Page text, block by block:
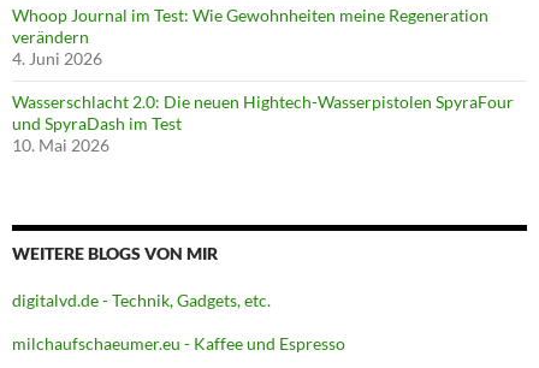
Whoop Journal im Test: Wie Gewohnheiten meine Regeneration
verändern
4. Juni 2026
Wasserschlacht 2.0: Die neuen Hightech-Wasserpistolen SpyraFour
und SpyraDash im Test
10. Mai 2026
WEITERE BLOGS VON MIR
digitalvd.de - Technik, Gadgets, etc.
milchaufschaeumer.eu - Kaffee und Espresso